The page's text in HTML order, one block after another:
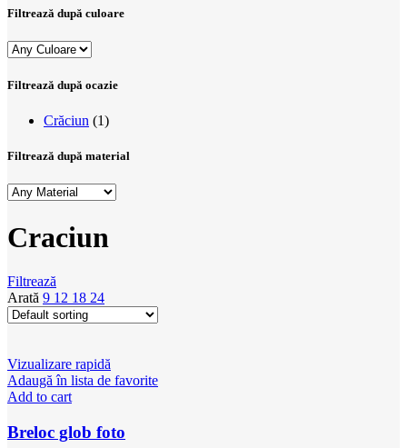
Filtrează după culoare
Filtrează după ocazie
Crăciun (1)
Filtrează după material
Craciun
Filtrează
Arată 9 12 18 24
Vizualizare rapidă
Adaugă în lista de favorite
Add to cart
Breloc glob foto